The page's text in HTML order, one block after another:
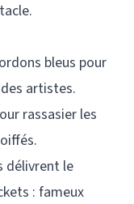
bleus pour
artistes.
rassasier les
délivrent le
: fameux